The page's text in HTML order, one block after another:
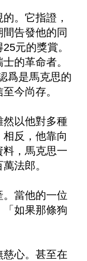
。它指證，
告發他的同
元的獎賞。
的革命者。
爲是馬克思的
今尚存。
然以他對多種
反，他靠向
，馬克思一
法郎。
當他的一位
如果那條狗
心。甚至在